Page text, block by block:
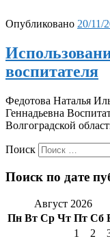
Опубликовано 20/11/
воспитателя
Федотова Наталья
Геннадьевна
Волгоградской
Поиск
Поиск по дате
Август 2026
Пн Вт Ср Чт Пт Сб
1
2